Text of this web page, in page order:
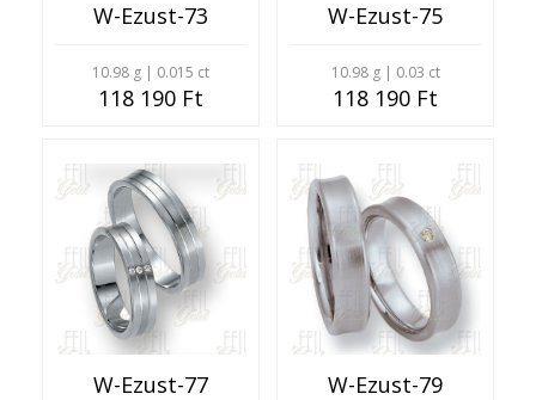
W-Ezust-73
10.98 g | 0.015 ct
118 190 Ft
W-Ezust-75
10.98 g | 0.03 ct
118 190 Ft
W-Ezust-77 W-Ezust-79